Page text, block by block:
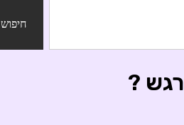
חיפוש
?